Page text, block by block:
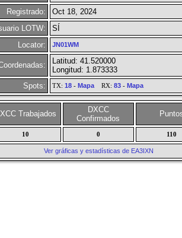
Registrado:
Oct 18, 2024
LOTW:
SÍ
Locator:
JN01WM
Latitud: 41.520000
Longitud: 1.873333
Spots:
TX: 18- MapaRX: 83- Mapa
Trabajados
DXCC
Confirmados
10 0 110
Ver gráficas y estadísticas de EA3IXN